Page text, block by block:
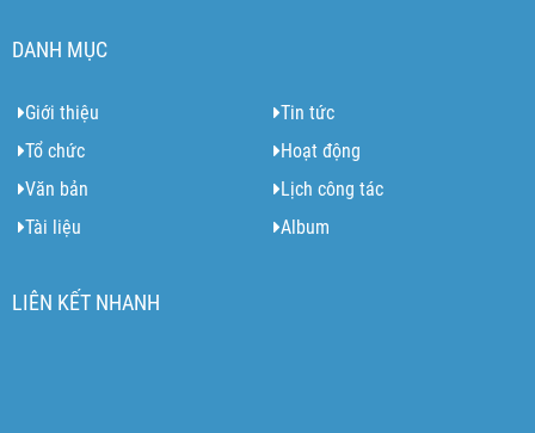
DANH MỤC
Giới thiệu
Tin tức
Tổ chức
Hoạt động
Văn bản
Lịch công tác
Tài liệu
Album
LIÊN KẾT NHANH